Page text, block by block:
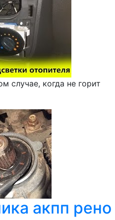
случае, когда не горит
акпп рено